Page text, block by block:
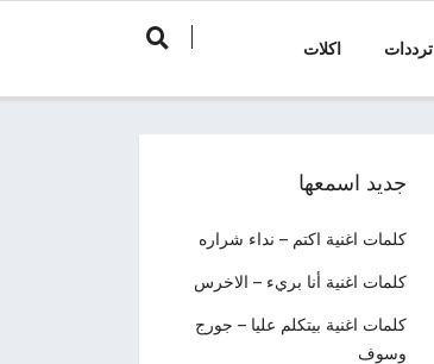
ترددات اكلات
جديد اسمعها
كلمات اغنية اكتم – نداء شراره
كلمات اغنية أنا بريء – الاخرس
كلمات اغنية بيتكلم عليا – جورج
وسوف